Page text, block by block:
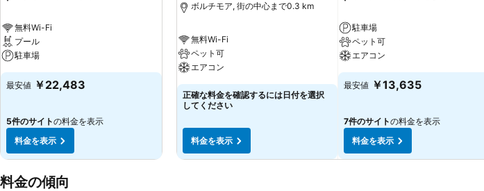
無料Wi-Fi
プール
駐車場
最安値 ￥22,483
5件のサイトの料金を表示
料金を表示
ボルチモア, 街の中心まで0.3 km
無料Wi-Fi
ペット可
エアコン
正確な料金を確認するには日付を選択
してください
料金を表示
駐車場
ペット可
エアコン
最安値 ￥13,635
7件のサイトの料金を表示
料金を表示
料金の傾向